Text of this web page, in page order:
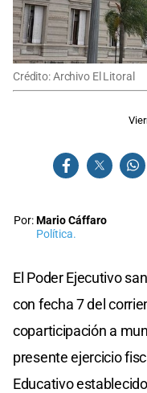
Crédito: Archivo El Litoral
Por:Mario Cáffaro
Política.
El Poder Ejecutivo
con fecha 7 del
coparticipación a
presente ejercicio
Educativo